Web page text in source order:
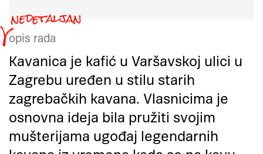
opis rada
Kavanica je kafić u Varšavskoj ulici u
Zagrebu uređen u stilu starih
zagrebačkih kavana. Vlasnicima je
osnovna ideja bila pružiti svojim
mušterijama ugođaj legendarnih